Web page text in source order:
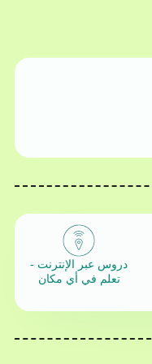
دروس عبر الإنترنت -
تعلم في أي مكان